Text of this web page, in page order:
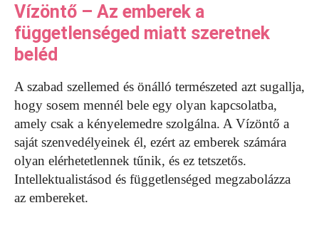
Vízöntő – Az emberek a
függetlenséged miatt szeretnek
beléd
A szabad szellemed és önálló természeted azt sugallja,
hogy sosem mennél bele egy olyan kapcsolatba,
amely csak a kényelemedre szolgálna. A Vízöntő a
saját szenvedélyeinek él, ezért az emberek számára
olyan elérhetetlennek tűnik, és ez tetszetős.
Intellektualistásod és függetlenséged megzabolázza
az embereket.